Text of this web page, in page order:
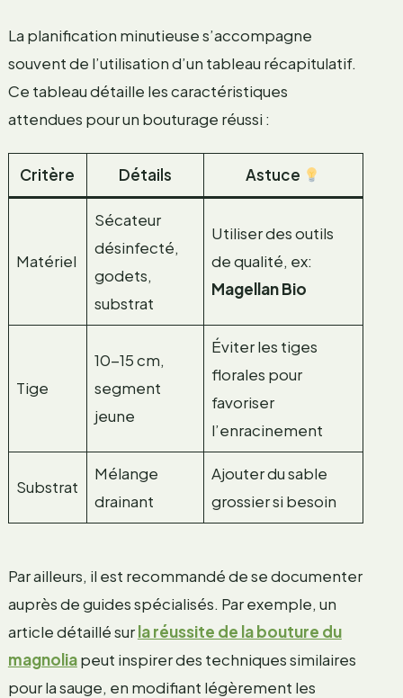
La planification minutieuse s’accompagne
souvent de l’utilisation d’un tableau récapitulatif.
Ce tableau détaille les caractéristiques
attendues pour un bouturage réussi :
Critère Détails Astuce
Matériel
Sécateur
désinfecté,
godets,
substrat
Utiliser des outils
de qualité, ex:
Magellan Bio
Tige
10-15 cm,
segment
jeune
Éviter les tiges
florales pour
favoriser
l’enracinement
Substrat
Mélange
drainant
Ajouter du sable
grossier si besoin
Par ailleurs, il est recommandé de se documenter
auprès de guides spécialisés. Par exemple, un
article détaillé surla réussite de la bouture du
magnoliapeut inspirer des techniques similaires
pour la sauge, en modifiant légèrement les